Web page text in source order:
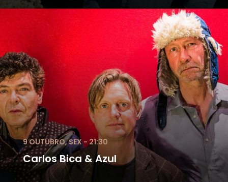
9 OUTUBRO, SEX - 21:30
Carlos Bica & Azul